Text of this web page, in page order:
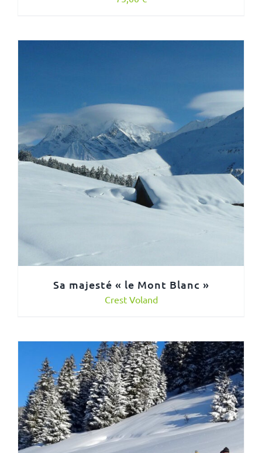
Sa majesté « le Mont Blanc »
Crest Voland